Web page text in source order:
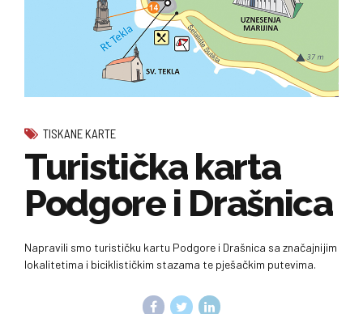
TISKANE KARTE
Turistička karta
Podgore i Drašnica
Napravili smo turističku kartu Podgore i Drašnica sa značajnijim
lokalitetima i biciklističkim stazama te pješačkim putevima.